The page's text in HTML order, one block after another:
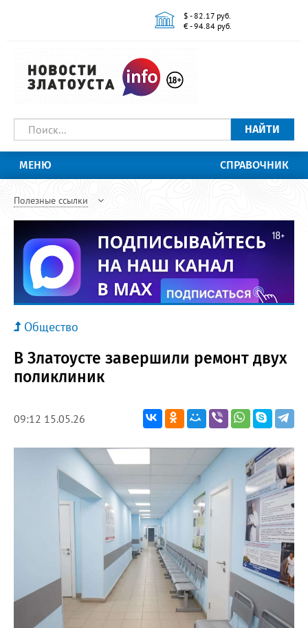
$ - 82.17 руб.
€ - 94.84 руб.
НАЙТИ
МЕНЮ СПРАВОЧНИК
Полезные ссылки
Общество
В Златоусте завершили ремонт двух
поликлиник
09:12 15.05.26